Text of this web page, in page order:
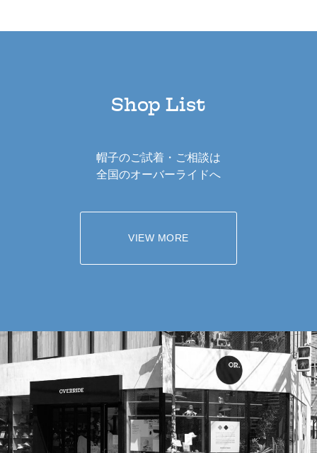
Shop List
帽子のご試着・ご相談は
全国のオーバーライドへ
VIEW MORE